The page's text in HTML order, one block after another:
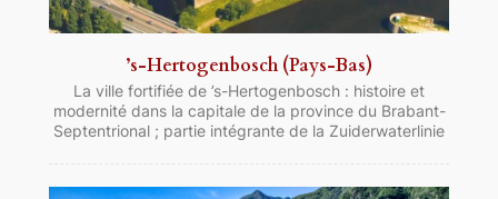
’s-Hertogenbosch (Pays-Bas)
La ville fortifiée de ’s-Hertogenbosch : histoire et
modernité dans la capitale de la province du Brabant-
Septentrional ; partie intégrante de la Zuiderwaterlinie